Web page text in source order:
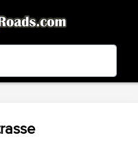
Google Play